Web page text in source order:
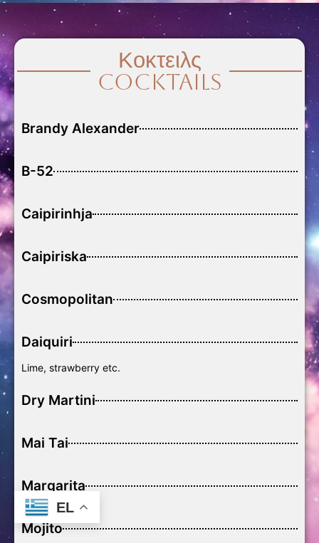
Κοκτειλς
Cocktails
Brandy Alexander
B-52
Caipirinhja
Caipiriska
Cosmopolitan
Daiquiri
Lime, strawberry etc.
Dry Martini
Mai Tai
Margarita
Mojito
EL